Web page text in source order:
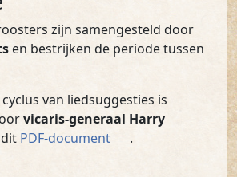
zijn samengesteld door
en bestrijken de periode tussen
van liedsuggesties is
vicaris-generaal Harry
PDF-document(PDF).